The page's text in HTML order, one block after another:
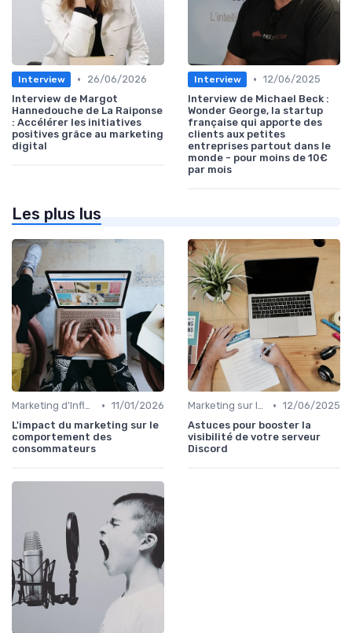
Interview •
26/06/2026
Interview de Margot
Hannedouche de La Raiponse
: Accélérer les initiatives
positives grâce au marketing
digital
Interview • 12/06/2025
Interview de Michael Beck :
Wonder George, la startup
française qui apporte des
clients aux petites
entreprises partout dans le
monde - pour moins de 10€
par mois
Les plus lus
Marketing d'Influence • 11/01/2026
L'impact du marketing sur le
comportement des
consommateurs
Marketing sur les Réseaux Sociaux • 12/06/2025
Astuces pour booster la
visibilité de votre serveur
Discord